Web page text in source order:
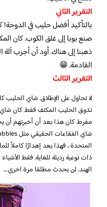
التقرير الثاني
بالتأكيد أفضل حليب في
صنع بوبا إلى غلق الكوب. كان
ذهبنا إلى هناك. أود أن أجرب آلة
القادمة. 😁
التقرير الثالث
لا تحاول على الإطلاق. شاي
مفرط. كان هذا بعد أن أخبرتهم أن
المتحدة ، فهذا يعد إهدارًا كاملاً
ذات نوعية رديئة للغاية. فقط
الهند. لن يحدث مطلقا مرة اخري….